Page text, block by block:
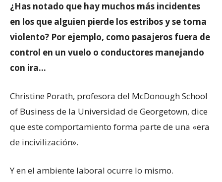
¿Has notado que hay muchos más incidentes
en los que alguien pierde los estribos y se torna
violento? Por ejemplo, como pasajeros fuera de
control en un vuelo o conductores manejando
con ira…
Christine Porath, profesora del McDonough School
of Business de la Universidad de Georgetown, dice
que este comportamiento forma parte de una «era
de incivilización».
Y en el ambiente laboral ocurre lo mismo.